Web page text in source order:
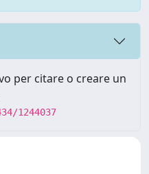
per citare o creare un
1244037